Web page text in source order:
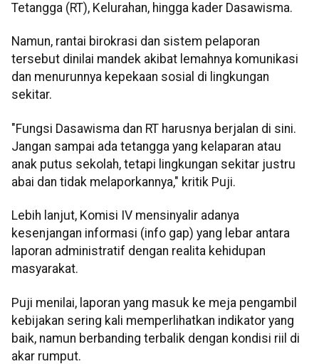
Tetangga (RT), Kelurahan, hingga kader Dasawisma.
Namun, rantai birokrasi dan sistem pelaporan
tersebut dinilai mandek akibat lemahnya komunikasi
dan menurunnya kepekaan sosial di lingkungan
sekitar.
"Fungsi Dasawisma dan RT harusnya berjalan di sini.
Jangan sampai ada tetangga yang kelaparan atau
anak putus sekolah, tetapi lingkungan sekitar justru
abai dan tidak melaporkannya," kritik Puji.
Lebih lanjut, Komisi IV mensinyalir adanya
kesenjangan informasi (info gap) yang lebar antara
laporan administratif dengan realita kehidupan
masyarakat.
Puji menilai, laporan yang masuk ke meja pengambil
kebijakan sering kali memperlihatkan indikator yang
baik, namun berbanding terbalik dengan kondisi riil di
akar rumput.